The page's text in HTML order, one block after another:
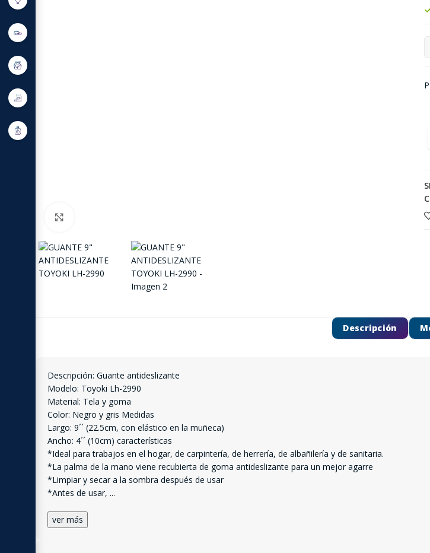
Descripción
Descripción: Guante antideslizante
Modelo: Toyoki Lh-2990
Material: Tela y goma
Color: Negro y gris Medidas
Largo: 9´´ (22.5cm, con elástico en la muñeca)
Ancho: 4´´ (10cm) características
*Ideal para trabajos en el hogar, de carpintería, de herrería, de albañilería y de sanitaria.
*La palma de la mano viene recubierta de goma antideslizante para un mejor agarre
*Limpiar y secar a la sombra después de usar
*Antes de usar, ...
ver más
SEGUÍ COMPRANDO